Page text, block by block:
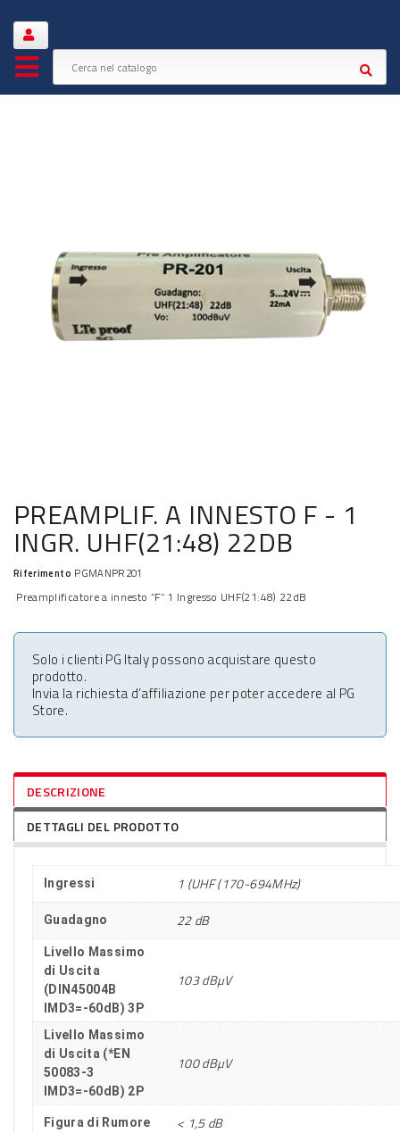
PREAMPLIF. A INNESTO F - 1
INGR. UHF(21:48) 22DB
Riferimento PGMANPR201
Preamplificatore a innesto “F” 1 Ingresso UHF(21:48) 22dB
Solo i clienti PG Italy possono acquistare questo
prodotto.
Invia la richiesta d’affiliazione per poter accedere al PG
Store.
DESCRIZIONE
DETTAGLI DEL PRODOTTO
Ingressi 1 (UHF (170-694MHz)
Guadagno 22 dB
Livello Massimo
di Uscita
(DIN45004B
IMD3=-60dB) 3P
103 dBµV
Livello Massimo
di Uscita (*EN
50083-3
IMD3=-60dB) 2P
100 dBµV
Figura di Rumore < 1,5 dB